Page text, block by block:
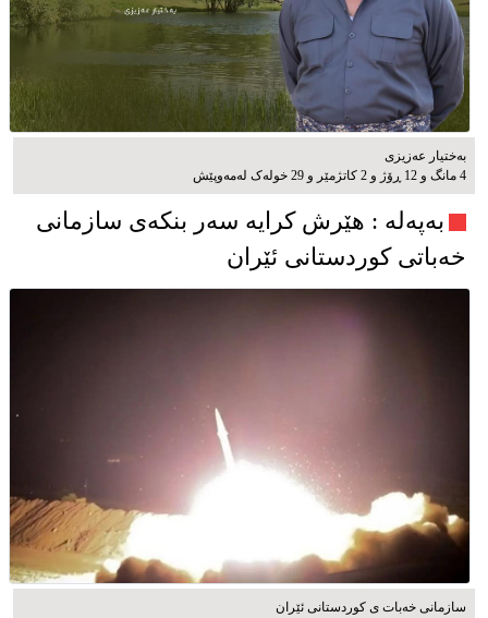
بەختیار عەزیزی
4 مانگ و 12 ڕۆژ و 2 کاتژمێر و 29 خوله‌ک له‌مه‌وپێش‌
به‌په‌له‌ : هێرش کرایە سەر بنکەی سازمانی
خەباتی کوردستانی ئێران
سازمانی خەبات ی کوردستانی ئێران